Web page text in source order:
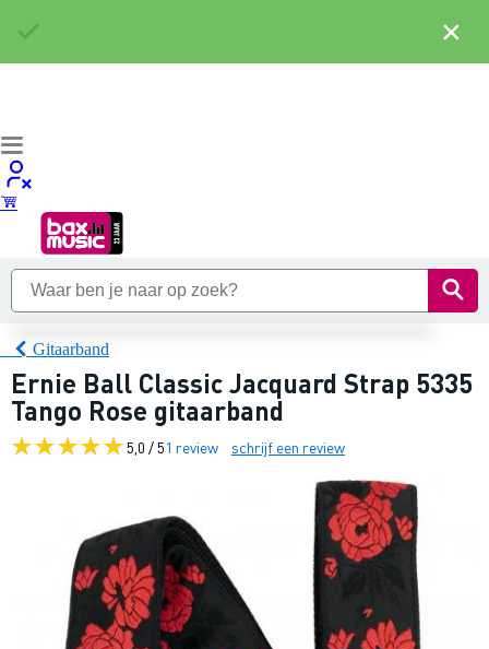
Gitaarband
Ernie Ball Classic Jacquard Strap 5335
Tango Rose gitaarband
5,0 / 51 review schrijf een review
×